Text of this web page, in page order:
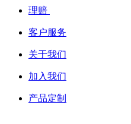
理赔
客户服务
关于我们
加入我们
产品定制